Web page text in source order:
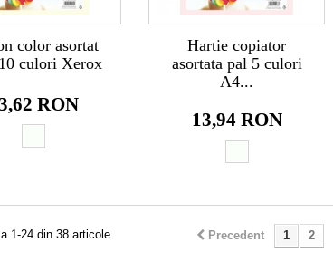
color asortat
culori Xerox
RON
Hartie copiator
asortata pal 5 culori
A4...
13,94 RON
Precedent 1 2
1-24 din 38 articole